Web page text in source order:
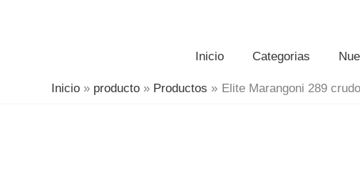
Inicio Categorias
Inicio producto Productos Elite Marangoni 289 crudo